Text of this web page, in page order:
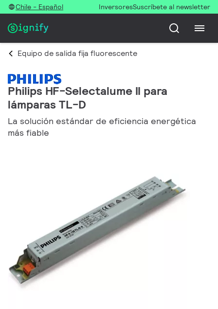
Chile - Español InversoresSuscríbete al newsletter
Equipo de salida fija fluorescente
Philips HF-Selectalume II para
lámparas TL-D
La solución estándar de eficiencia energética
más fiable